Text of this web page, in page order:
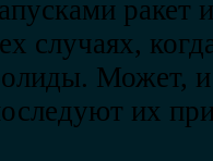
случаях,
Может, и
их